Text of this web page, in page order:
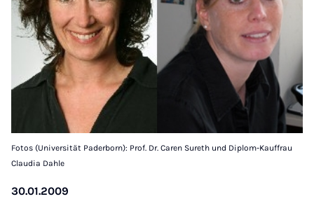
Fotos (Universität Paderborn): Prof. Dr. Caren Sureth und Diplom-Kauffrau
Claudia Dahle
30.01.2009